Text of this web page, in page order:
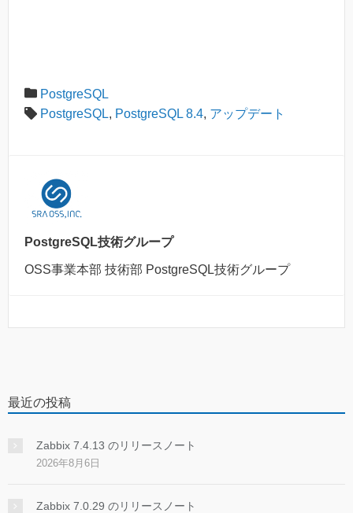
PostgreSQL
PostgreSQL, PostgreSQL 8.4, アップデート
PostgreSQL技術グループ
OSS事業本部 技術部 PostgreSQL技術グループ
最近の投稿
Zabbix 7.4.13 のリリースノート
2026年8月6日
Zabbix 7.0.29 のリリースノート